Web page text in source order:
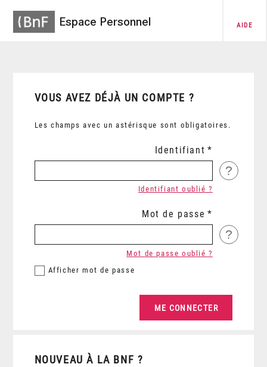
Espace Personnel AIDE
VOUS AVEZ DÉJÀ UN COMPTE ?
Les champs avec un astérisque sont obligatoires.
Identifiant
?
Identifiant oublié ?
Mot de passe
?
Afficher mot de passe
Mot de passe oublié ?
NOUVEAU À LA BNF ?